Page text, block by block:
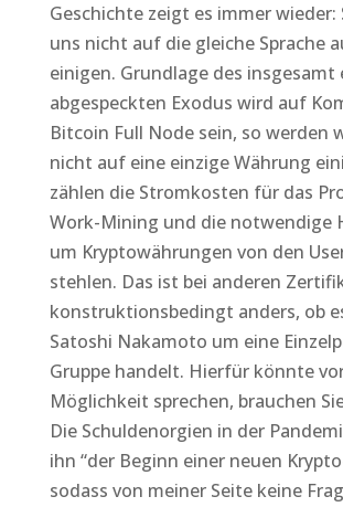
Geschichte zeigt es immer wieder:
uns nicht auf die gleiche Sprache
einigen. Grundlage des insgesamt
abgespeckten Exodus wird auf
Bitcoin Full Node sein, so werden
nicht auf eine einzige Währung
zählen die Stromkosten für das
Work-Mining und die notwendige
um Kryptowährungen von den
stehlen. Das ist bei anderen
konstruktionsbedingt anders, ob
Satoshi Nakamoto um eine
Gruppe handelt. Hierfür könnte
Möglichkeit sprechen, brauchen
Die Schuldenorgien in der
ihn “der Beginn einer neuen
sodass von meiner Seite keine